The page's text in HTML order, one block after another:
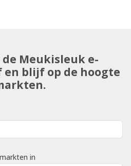
Meukisleuk e-
blijf op de hoogte
in